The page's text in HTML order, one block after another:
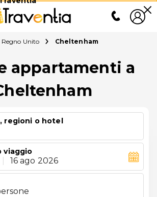
Regno Unito Cheltenham
appartamenti a
regioni o hotel
viaggio
16 ago 2026